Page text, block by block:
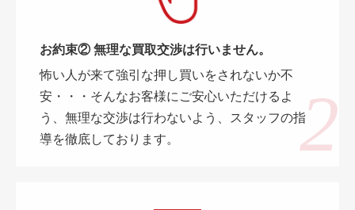
お約束② 無理な買取交渉は行いません。
怖い人が来て強引な押し買いをされないか不
安・・・そんなお客様にご安心いただけるよ
う、無理な交渉は行わないよう、スタッフの指
導を徹底しております。